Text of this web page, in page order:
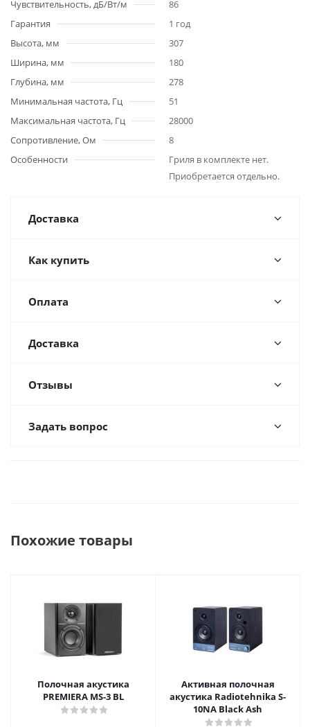
Чувствительность, дБ/Вт/м
86
Гарантия
1 год
Высота, мм
307
Ширина, мм
180
Глубина, мм
278
Минимальная частота, Гц
51
Максимальная частота, Гц
28000
Сопротивление, Ом
8
Особенности
Гриля в комплекте нет.
Приобретается отдельно.
Доставка
Как купить
Оплата
Доставка
Отзывы
Задать вопрос
Похожие товары
Полочная акустика
PREMIERA MS-3 BL
Активная полочная
акустика Radiotehnika S-
10NA Black Ash